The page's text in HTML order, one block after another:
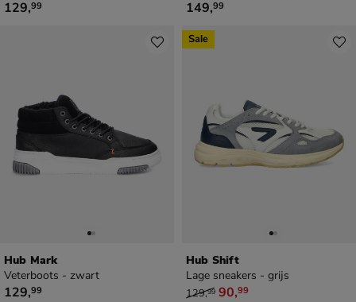
€ 129,99
129,99 € 149,99
149,99
Hub Mark
Veterboots - zwart
€ 129,99
129,99
Hub Shift
Lage sneakers - grijs
van € 129,99 voor € 90,99
129,99 90,99
Sale